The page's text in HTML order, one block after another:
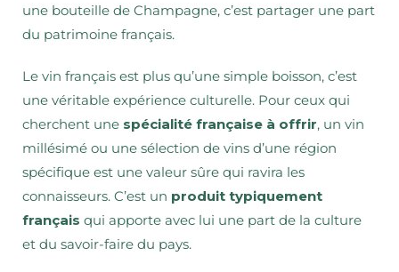
une bouteille de Champagne, c’est partager une part
du patrimoine français.
Le vin français est plus qu’une simple boisson, c’est
une véritable expérience culturelle. Pour ceux qui
cherchent une spécialité française à offrir, un vin
millésimé ou une sélection de vins d’une région
spécifique est une valeur sûre qui ravira les
connaisseurs. C’est un produit typiquement
français qui apporte avec lui une part de la culture
et du savoir-faire du pays.